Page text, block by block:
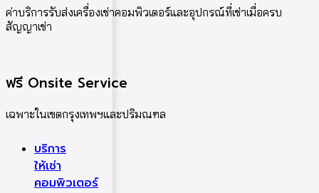
ค่าบริการรับส่งเครื่องเช่าคอมพิวเตอร์และอุปกรณ์ที่เช่าเมื่อครบ
สัญญาเช่า
ฟรี Onsite Service
เฉพาะในเขตกรุงเทพฯและปริมณฑล
บริการ
ให้เช่า
คอมพิวเตอร์